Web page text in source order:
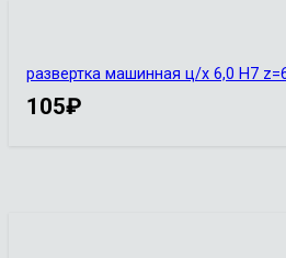
развертка машинная ц/х 6,0 H7
105₽